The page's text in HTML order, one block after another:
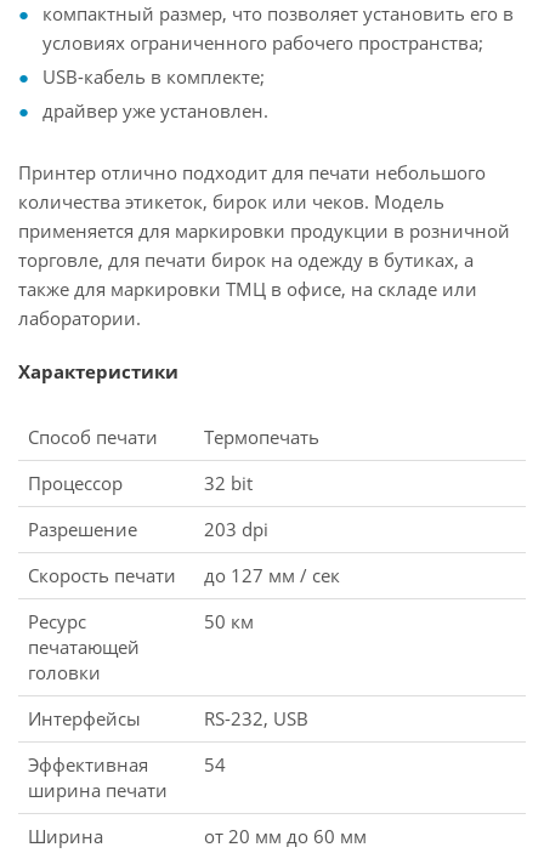
компактный размер, что позволяет установить его в
условиях ограниченного рабочего пространства;
USB-кабель в комплекте;
драйвер уже установлен.
Принтер отлично подходит для печати небольшого
количества этикеток, бирок или чеков. Модель
применяется для маркировки продукции в розничной
торговле, для печати бирок на одежду в бутиках, а
также для маркировки ТМЦ в офисе, на складе или
лаборатории.
Характеристики
Способ печати
Термопечать
Процессор
32 bit
Разрешение
203 dpi
Скорость печати
до 127 мм / сек
Ресурс
печатающей
головки
50 км
Интерфейсы
RS-232, USB
Эффективная
ширина печати
54
Ширина
от 20 мм до 60 мм